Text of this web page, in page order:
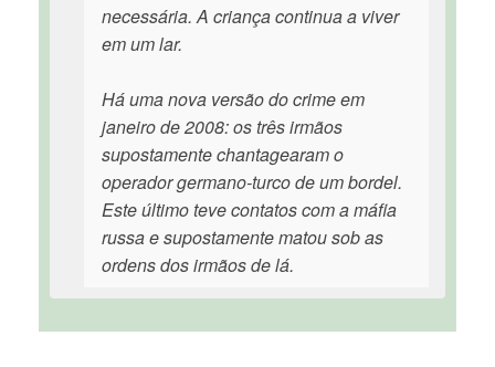
necessária. A criança continua a viver
em um lar.
Há uma nova versão do crime em
janeiro de 2008: os três irmãos
supostamente chantagearam o
operador germano-turco de um bordel.
Este último teve contatos com a máfia
russa e supostamente matou sob as
ordens dos irmãos de lá.